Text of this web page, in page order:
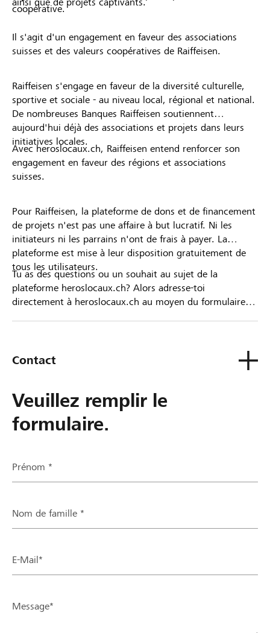
coopérative.
Il s'agit d'un engagement en faveur des associations
suisses et des valeurs coopératives de Raiffeisen.
Raiffeisen s'engage en faveur de la diversité culturelle,
sportive et sociale - au niveau local, régional et national.
De nombreuses Banques Raiffeisen soutiennent
aujourd'hui déjà des associations et projets dans leurs
initiatives locales.
Avec heroslocaux.ch, Raiffeisen entend renforcer son
engagement en faveur des régions et associations
suisses.
Pour Raiffeisen, la plateforme de dons et de financement
de projets n'est pas une affaire à but lucratif. Ni les
initiateurs ni les parrains n'ont de frais à payer. La
plateforme est mise à leur disposition gratuitement de
tous les utilisateurs.
Tu as des questions ou un souhait au sujet de la
plateforme heroslocaux.ch? Alors adresse-toi
directement à heroslocaux.ch au moyen du formulaire
Contact
Veuillez remplir le
formulaire.
Prénom *
Nom de famille *
E-Mail*
Message*